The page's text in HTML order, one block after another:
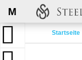
M
Startseite